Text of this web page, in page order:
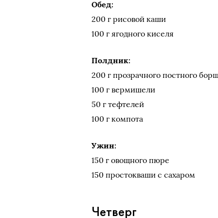
Обед:
200 г рисовой каши
100 г ягодного киселя
Полдник:
200 г прозрачного постного
100 г вермишели
50 г тефтелей
100 г компота
Ужин:
150 г овощного пюре
150 простокваши с сахаром
Четверг